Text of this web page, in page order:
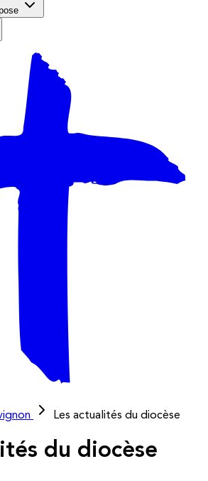
Les actualités du diocèse
du diocèse